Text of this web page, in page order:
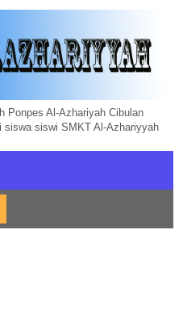
Ponpes Al-Azhariyah Cibulan
siswa siswi SMKT Al-Azhariyyah